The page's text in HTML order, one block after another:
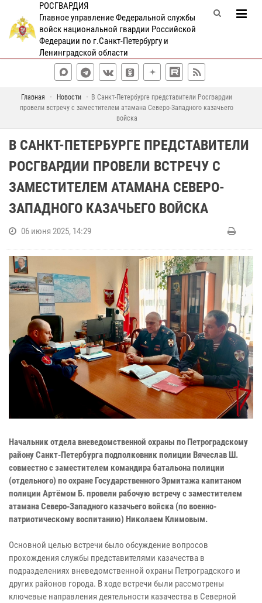
РОСГВАРДИЯ
Главное управление Федеральной службы
войск национальной гвардии Российской
Федерации по г.Санкт-Петербургу и
Ленинградской области
Главная Новости
В Санкт-Петербурге представители Росгвардии
провели встречу с заместителем атамана Северо-Западного казачьего
войска
В САНКТ-ПЕТЕРБУРГЕ ПРЕДСТАВИТЕЛИ
РОСГВАРДИИ ПРОВЕЛИ ВСТРЕЧУ С
ЗАМЕСТИТЕЛЕМ АТАМАНА СЕВЕРО-
ЗАПАДНОГО КАЗАЧЬЕГО ВОЙСКА
06 июня 2025, 14:29
Начальник отдела вневедомственной охраны по Петроградскому
району Санкт-Петербурга подполковник полиции Вячеслав Ш.
совместно с заместителем командира батальона полиции
(отдельного) по охране Государственного Эрмитажа капитаном
полиции Артёмом Б. провели рабочую встречу с заместителем
атамана Северо-Западного казачьего войска (по военно-
патриотическому воспитанию) Николаем Климовым.
Основной целью встречи было обсуждение вопросов
прохождения службы представителями казачества в
подразделениях вневедомственной охраны Петроградского и
других районов города. В ходе встречи были рассмотрены
ключевые направления деятельности казачества в Северной